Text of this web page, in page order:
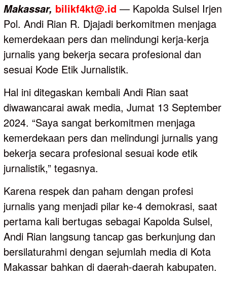
Makassar, bilikf4kt@.id — Kapolda Sulsel Irjen
Pol. Andi Rian R. Djajadi berkomitmen menjaga
kemerdekaan pers dan melindungi kerja-kerja
jurnalis yang bekerja secara profesional dan
sesuai Kode Etik Jurnalistik.
Hal ini ditegaskan kembali Andi Rian saat
diwawancarai awak media, Jumat 13 September
2024. “Saya sangat berkomitmen menjaga
kemerdekaan pers dan melindungi jurnalis yang
bekerja secara profesional sesuai kode etik
jurnalistik,” tegasnya.
Karena respek dan paham dengan profesi
jurnalis yang menjadi pilar ke-4 demokrasi, saat
pertama kali bertugas sebagai Kapolda Sulsel,
Andi Rian langsung tancap gas berkunjung dan
bersilaturahmi dengan sejumlah media di Kota
Makassar bahkan di daerah-daerah kabupaten.